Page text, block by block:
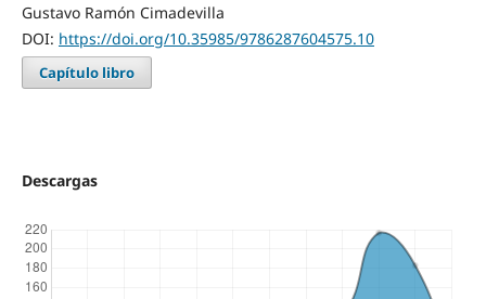
Gustavo Ramón Cimadevilla
DOI: https://doi.org/10.35985/9786287604575.10
Capítulo libro
Descargas